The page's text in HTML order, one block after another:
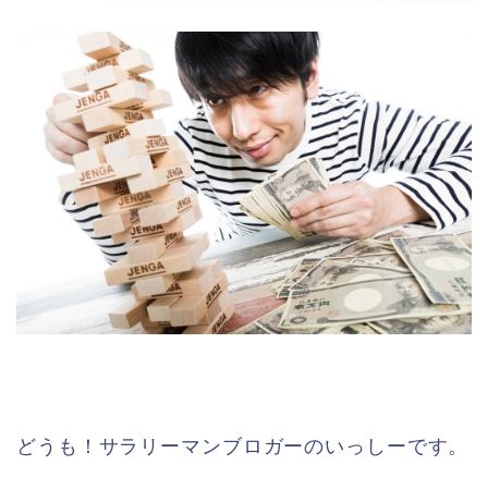
どうも！サラリーマンブロガーのいっしーです。